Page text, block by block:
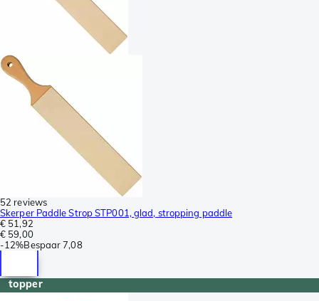
52 reviews
Skerper Paddle Strop STP001, glad, stropping paddle
€ 51,92
€ 59,00
-12%Bespaar 7,08
topper